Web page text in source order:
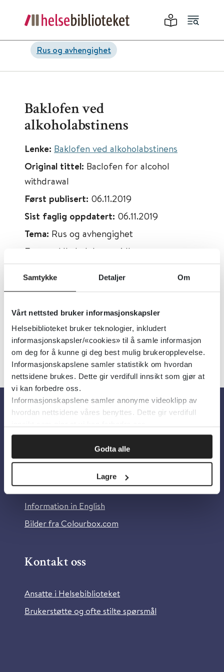
Samtykke Detaljer Om
Vårt nettsted bruker informasjonskapsler
Helsebiblioteket bruker teknologier, inkludert
informasjonskapsler/«cookies» til å samle informasjon
om deg for å kunne gi deg best mulig brukeropplevelse.
Informasjonskapslene samler statistikk om hvordan
nettsidene brukes. Dette gir verdifull innsikt som gjør at
vi kan forbedre oss.
Informasjonskapslene samler anonyme videoklipp av
hvordan nettsidene våres benyttes. Dette gir verdifull
Godta alle
Lagre
Rus og avhengighet
Baklofen ved
alkoholabstinens
Lenke: Baklofen ved alkoholabstinens
Original tittel: Baclofen for alcohol
withdrawal
Først publisert: 06.11.2019
Sist faglig oppdatert: 06.11.2019
Tema: Rus og avhengighet
Emner: Alkohol, Legemidler
Dokumenttype:Oppsummert forskning
Utgiver: Cochrane Library
Om Helsebiblioteket
Personvern og informasjonskapsler
Tilgjengelighetserklæring
Information in English
Bilder fra Colourbox.com
Kontakt oss
Ansatte i Helsebiblioteket
Brukerstøtte og ofte stilte spørsmål